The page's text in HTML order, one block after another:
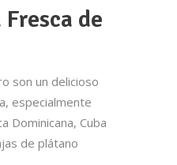
de
son un delicioso
especialmente
Dominicana, Cuba
de plátano